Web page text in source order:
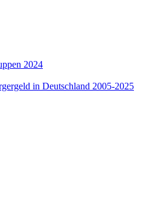
2024
in Deutschland 2005-2025